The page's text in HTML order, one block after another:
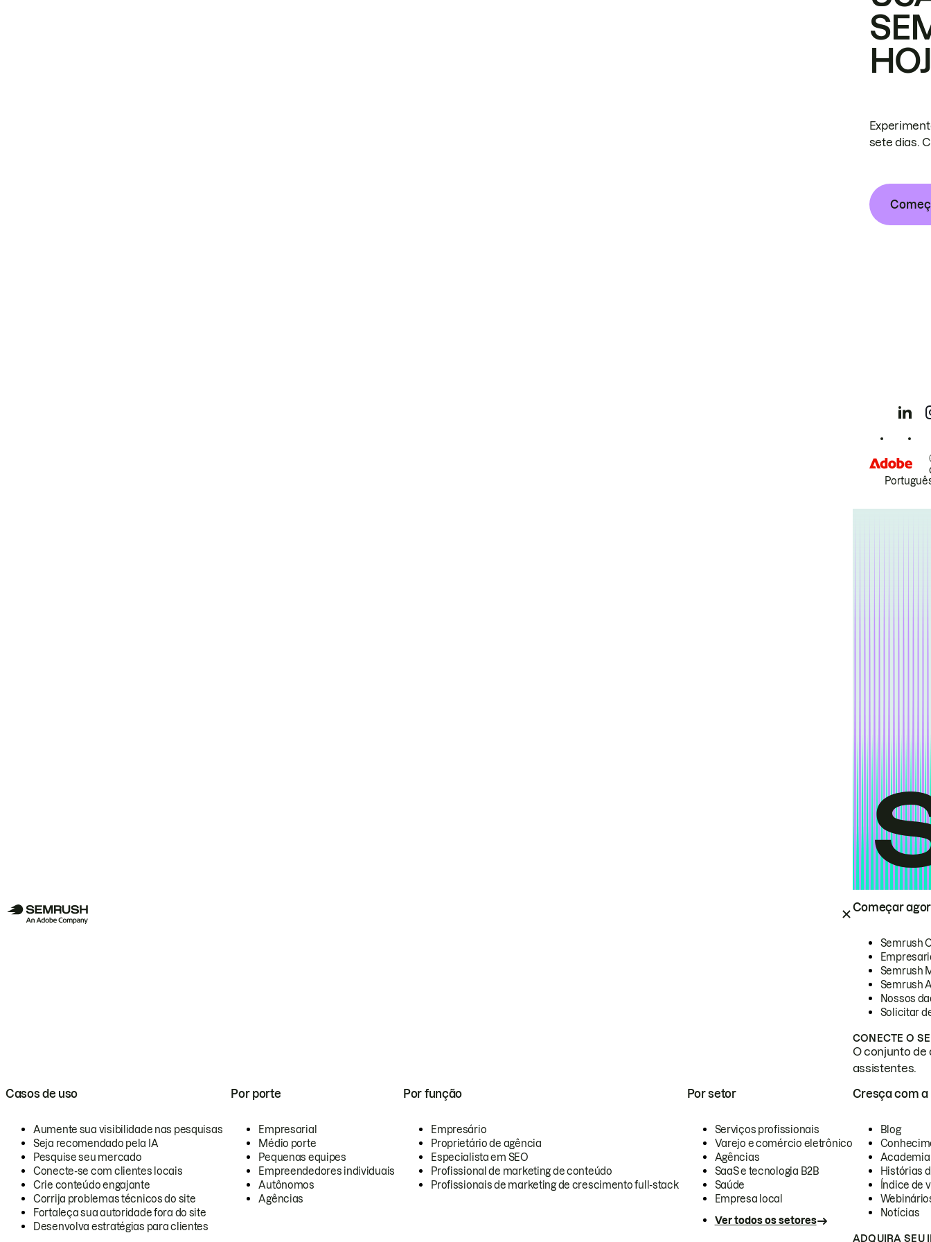
Começar
Semrush
Semrush
Semrush
Nossos
Solicitar
CONECTE O
O conjunto de
assistentes.
Casos de uso
Aumente sua visibilidade nas pesquisas
Seja recomendado pela IA
Pesquise seu mercado
Conecte-se com clientes locais
Crie conteúdo engajante
Corrija problemas técnicos do site
Fortaleça sua autoridade fora do site
Desenvolva estratégias para clientes
Por porte
Empresarial
Médio porte
Pequenas equipes
Empreendedores individuais
Autônomos
Agências
Por função
Empresário
Proprietário de agência
Especialista em SEO
Profissional de marketing de conteúdo
Profissionais de marketing de crescimento full-stack
Por setor
Serviços profissionais
Varejo e comércio eletrônico
Agências
SaaS e tecnologia B2B
Saúde
Empresa local
Ver todos os setores
Cresça com a
Blog
Academia
Histórias
Índice de
Notícias
ADQUIRA SEU
sete dias.